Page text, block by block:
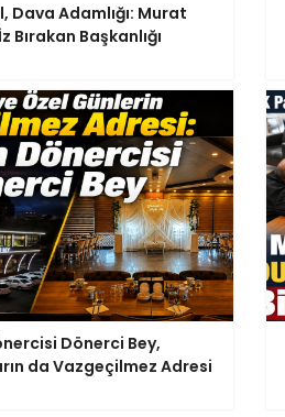
Dava Adamlığı: Murat
Bırakan Başkanlığı
Dönerci Bey,
da Vazgeçilmez Adresi